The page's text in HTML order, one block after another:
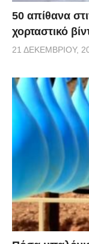
50 απίθανα
χορταστικό
21 ΔΕΚΕΜΒΡΊΟΥ,